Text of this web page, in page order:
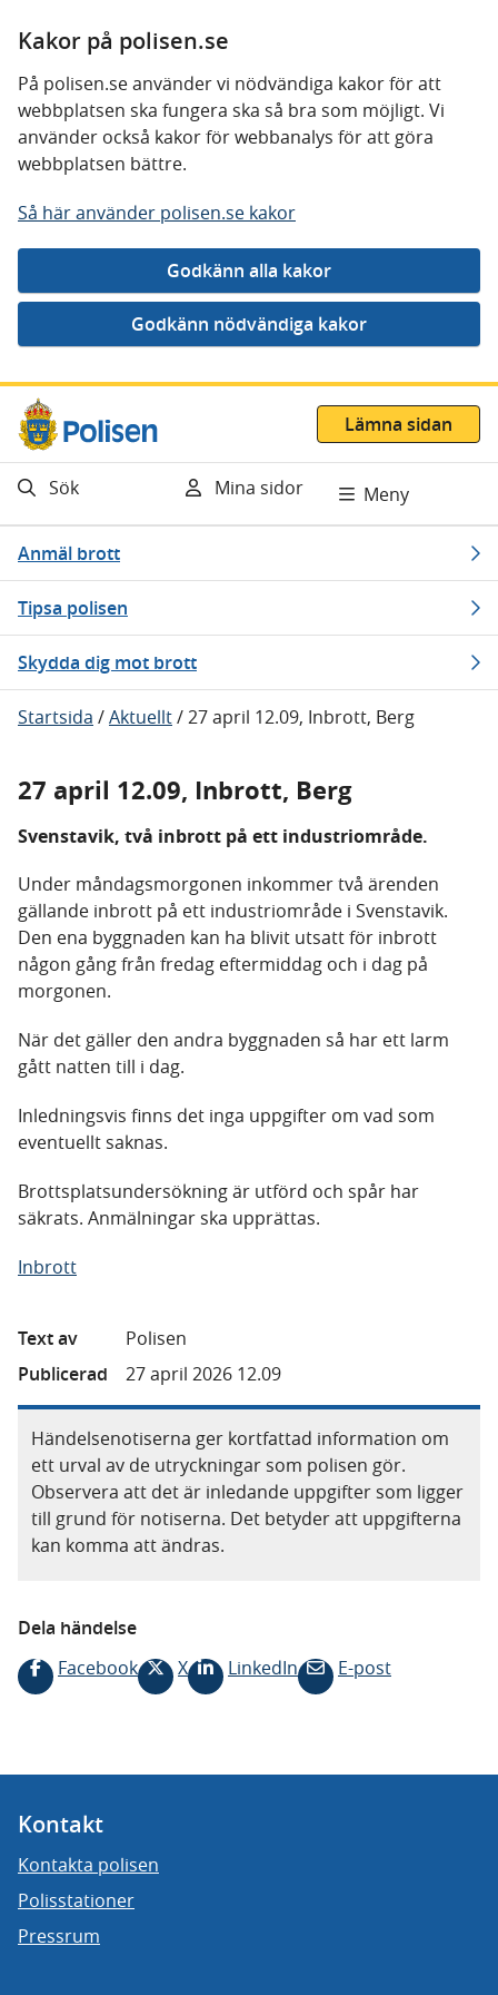
Kakor på polisen.se
På polisen.se använder vi nödvändiga kakor för att
webbplatsen ska fungera ska så bra som möjligt. Vi
använder också kakor för webbanalys för att göra
webbplatsen bättre.
Så här använder polisen.se kakor
Gå direkt till innehåll
Lämna sidan
Sök Mina sidor Meny
Anmäl brott
Tipsa polisen
Skydda dig mot brott
Startsida /Aktuellt/27 april 12.09, Inbrott, Berg
27 april 12.09, Inbrott, Berg
Svenstavik, två inbrott på ett industriområde.
Under måndagsmorgonen inkommer två ärenden
gällande inbrott på ett industriområde i Svenstavik.
Den ena byggnaden kan ha blivit utsatt för inbrott
någon gång från fredag eftermiddag och i dag på
morgonen.
När det gäller den andra byggnaden så har ett larm
gått natten till i dag.
Inledningsvis finns det inga uppgifter om vad som
eventuellt saknas.
Brottsplatsundersökning är utförd och spår har
säkrats. Anmälningar ska upprättas.
Inbrott
Text av
Polisen
Publicerad
27 april 2026 12.09
Händelsenotiserna ger kortfattad information om
ett urval av de utryckningar som polisen gör.
Observera att det är inledande uppgifter som ligger
till grund för notiserna. Det betyder att uppgifterna
kan komma att ändras.
Dela händelse
Facebook
X LinkedIn E-post
Kontakt
Kontakta polisen
Polisstationer
Pressrum